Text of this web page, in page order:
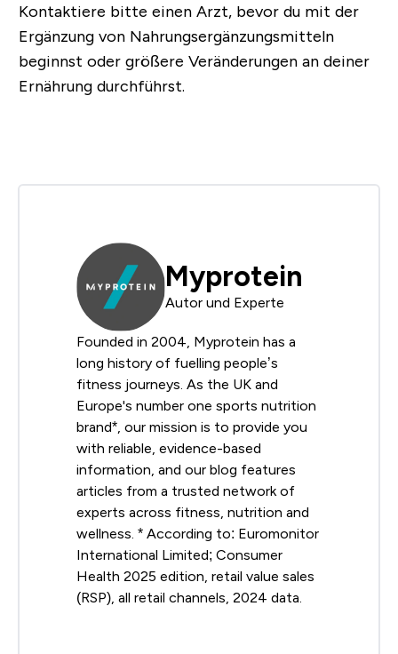
Kontaktiere bitte einen Arzt, bevor du mit der
Ergänzung von Nahrungsergänzungsmitteln
beginnst oder größere Veränderungen an deiner
Ernährung durchführst.
Myprotein
Autor und Experte
Founded in 2004, Myprotein has a
long history of fuelling people’s
fitness journeys. As the UK and
Europe's number one sports nutrition
brand*, our mission is to provide you
with reliable, evidence-based
information, and our blog features
articles from a trusted network of
experts across fitness, nutrition and
wellness. * According to: Euromonitor
International Limited; Consumer
Health 2025 edition, retail value sales
(RSP), all retail channels, 2024 data.